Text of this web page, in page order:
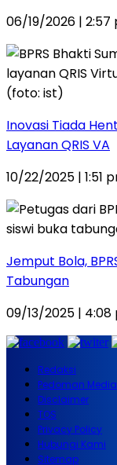
06/19/2026 | 2:57
Inovasi Tiada
Layanan QRIS VA
10/22/2025 | 1:51
Jemput Bola,
Tabungan
09/13/2025 | 4:08
Redaksi
Pedoman
Disclaimer
TOS
Privacy Policy
Hubungi Kami
Sitemap